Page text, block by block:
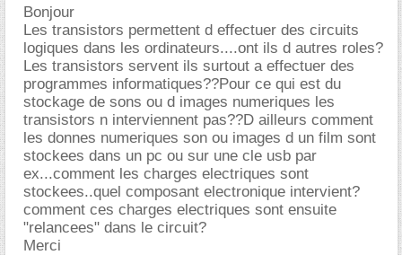
Bonjour
Les transistors permettent d effectuer des circuits
logiques dans les ordinateurs....ont ils d autres roles?
Les transistors servent ils surtout a effectuer des
programmes informatiques??Pour ce qui est du
stockage de sons ou d images numeriques les
transistors n interviennent pas??D ailleurs comment
les donnes numeriques son ou images d un film sont
stockees dans un pc ou sur une cle usb par
ex...comment les charges electriques sont
stockees..quel composant electronique intervient?
comment ces charges electriques sont ensuite
"relancees" dans le circuit?
Merci